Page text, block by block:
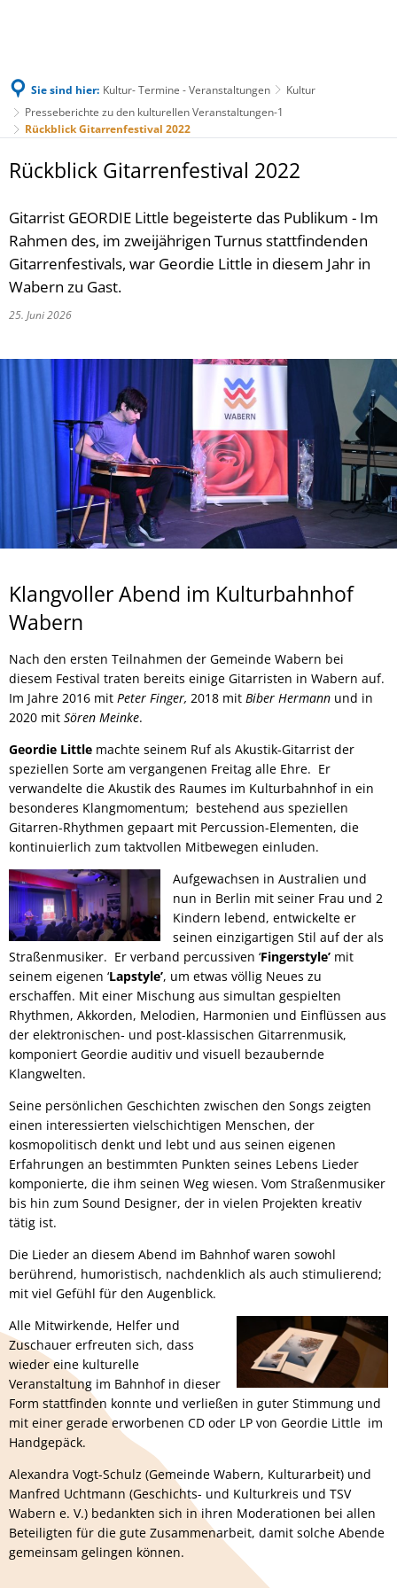
Sie sind hier: Kultur- Termine - Veranstaltungen
Kultur
Presseberichte zu den kulturellen Veranstaltungen-1
Rückblick Gitarrenfestival 2022
Rückblick Gitarrenfestival 2022
Gitarrist GEORDIE Little begeisterte das Publikum - Im
Rahmen des, im zweijährigen Turnus stattfindenden
Gitarrenfestivals, war Geordie Little in diesem Jahr in
Wabern zu Gast.
25. Juni 2026
Klangvoller Abend im Kulturbahnhof
Wabern
Nach den ersten Teilnahmen der Gemeinde Wabern bei
diesem Festival traten bereits einige Gitarristen in Wabern auf.
Im Jahre 2016 mit Peter Finger, 2018 mit Biber Hermann und in
2020 mit Sören Meinke.
Geordie Little machte seinem Ruf als Akustik-Gitarrist der
speziellen Sorte am vergangenen Freitag alle Ehre. Er
verwandelte die Akustik des Raumes im Kulturbahnhof in ein
besonderes Klangmomentum; bestehend aus speziellen
Gitarren-Rhythmen gepaart mit Percussion-Elementen, die
kontinuierlich zum taktvollen Mitbewegen einluden.
Aufgewachsen in Australien und
nun in Berlin mit seiner Frau und 2
Kindern lebend, entwickelte er
seinen einzigartigen Stil auf der als
Straßenmusiker. Er verband percussiven ‘Fingerstyle’ mit
seinem eigenen ‘Lapstyle’, um etwas völlig Neues zu
erschaffen. Mit einer Mischung aus simultan gespielten
Rhythmen, Akkorden, Melodien, Harmonien und Einflüssen aus
der elektronischen- und post-klassischen Gitarrenmusik,
komponiert Geordie auditiv und visuell bezaubernde
Klangwelten.
Seine persönlichen Geschichten zwischen den Songs zeigten
einen interessierten vielschichtigen Menschen, der
kosmopolitisch denkt und lebt und aus seinen eigenen
Erfahrungen an bestimmten Punkten seines Lebens Lieder
komponierte, die ihm seinen Weg wiesen. Vom Straßenmusiker
bis hin zum Sound Designer, der in vielen Projekten kreativ
tätig ist.
Die Lieder an diesem Abend im Bahnhof waren sowohl
berührend, humoristisch, nachdenklich als auch stimulierend;
mit viel Gefühl für den Augenblick.
Alle Mitwirkende, Helfer und
Zuschauer erfreuten sich, dass
wieder eine kulturelle
Veranstaltung im Bahnhof in dieser
Form stattfinden konnte und verließen in guter Stimmung und
mit einer gerade erworbenen CD oder LP von Geordie Little im
Handgepäck.
Alexandra Vogt-Schulz (Gemeinde Wabern, Kulturarbeit) und
Manfred Uchtmann (Geschichts- und Kulturkreis und TSV
Wabern e. V.) bedankten sich in ihren Moderationen bei allen
Beteiligten für die gute Zusammenarbeit, damit solche Abende
gemeinsam gelingen können.